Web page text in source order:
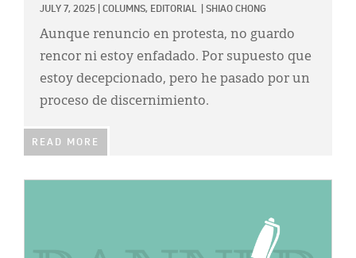
JULY 7, 2025 COLUMNS, EDITORIAL SHIAO CHONG
Aunque renuncio en protesta, no guardo
rencor ni estoy enfadado. Por supuesto que
estoy decepcionado, pero he pasado por un
proceso de discernimiento.
READ MORE